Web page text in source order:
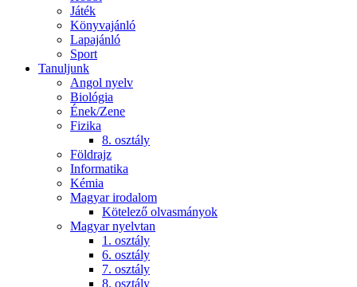
Játék
Könyvajánló
Lapajánló
Sport
Tanuljunk
Angol nyelv
Biológia
Ének/Zene
Fizika
8. osztály
Földrajz
Informatika
Kémia
Magyar irodalom
Kötelező olvasmányok
Magyar nyelvtan
1. osztály
6. osztály
7. osztály
8. osztály